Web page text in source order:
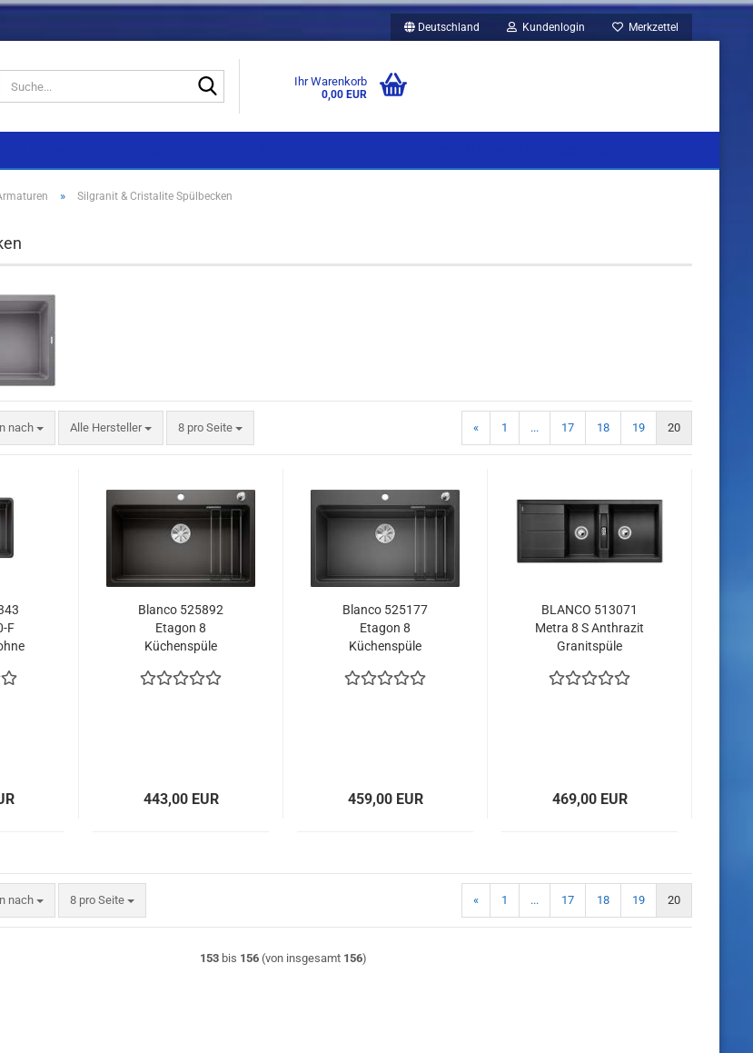
Deutschland Kundenlogin Merkzettel
Ihr Warenkorb
0,00 EUR
» Silgranit & Cristalite Spülbecken
nach
nach Alle Hersteller 8 pro Seite
pro Seite « 1 ... 17 18 19 20
F
Blanco 525892
Etagon 8
Küchenspüle
443,00 EUR
Blanco 525177
Etagon 8
Küchenspüle
459,00 EUR
BLANCO 513071
Metra 8 S Anthrazit
Granitspüle
469,00 EUR
nach
nach 8 pro Seite
pro Seite « 1 ... 17 18 19 20
153 bis 156 (von insgesamt 156)